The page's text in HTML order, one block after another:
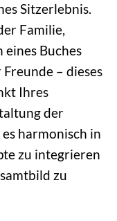
Sitzerlebnis.
Familie,
eines Buches
– dieses
Ihres
der
harmonisch in
zu integrieren
zu